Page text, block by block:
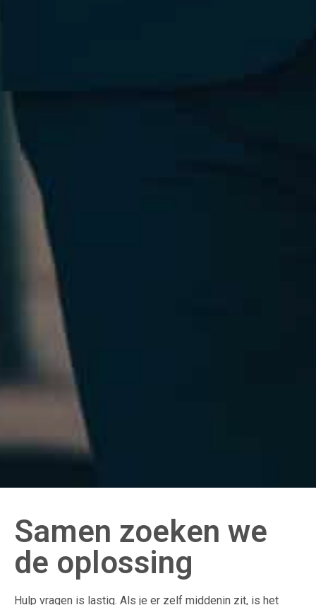
Samen zoeken we
de oplossing
Hulp vragen is lastig. Als je er zelf middenin zit, is het